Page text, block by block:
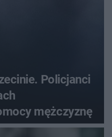
Policjanci
mężczyznę